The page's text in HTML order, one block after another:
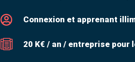
 Connexion et apprenant
 20 K€ / an / entreprise pour